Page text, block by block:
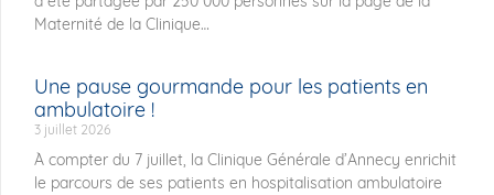
Maternité de la Clinique
Une pause gourmande pour les patients en
ambulatoire !
3 juillet 2026
À compter du 7 juillet, la Clinique Générale d’Annecy enrichit
le parcours de ses patients en hospitalisation ambulatoire